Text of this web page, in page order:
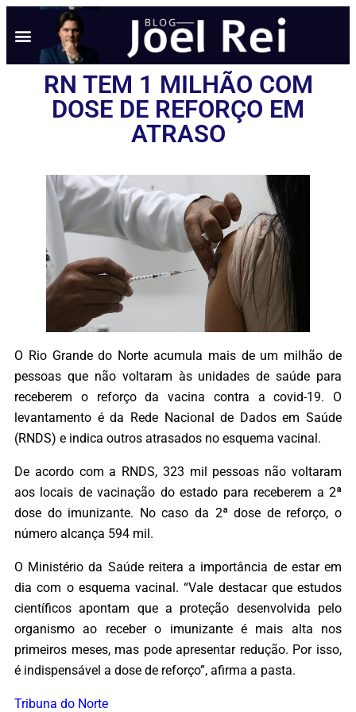
RN TEM 1 MILHÃO COM
DOSE DE REFORÇO EM
ATRASO
O Rio Grande do Norte acumula mais de um milhão de
pessoas que não voltaram às unidades de saúde para
receberem o reforço da vacina contra a covid-19. O
levantamento é da Rede Nacional de Dados em Saúde
(RNDS) e indica outros atrasados no esquema vacinal.
De acordo com a RNDS, 323 mil pessoas não voltaram
aos locais de vacinação do estado para receberem a 2ª
dose do imunizante. No caso da 2ª dose de reforço, o
número alcança 594 mil.
O Ministério da Saúde reitera a importância de estar em
dia com o esquema vacinal. “Vale destacar que estudos
científicos apontam que a proteção desenvolvida pelo
organismo ao receber o imunizante é mais alta nos
primeiros meses, mas pode apresentar redução. Por isso,
é indispensável a dose de reforço”, afirma a pasta.
Tribuna do Norte